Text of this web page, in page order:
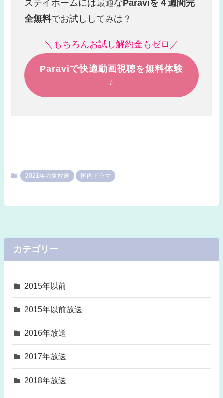
ステイホームには最適なParaviを４週間完
全無料でお試ししてみは？
＼もちろんお試し解約金もゼロ／
Paraviで快適動画視聴を無料体験
♪
2021年の夏放送 国内ドラマ
カテゴリー
2015年以前
2015年以前放送
2016年放送
2017年放送
2018年放送